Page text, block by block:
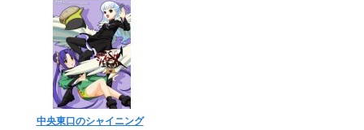
中央東口のシャイニング